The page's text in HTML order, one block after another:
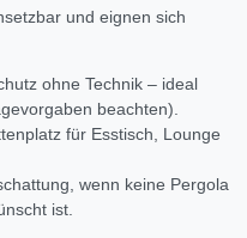
und eignen sich
ohne Technik – ideal
beachten).
für Esstisch, Lounge
wenn keine Pergola
ist.